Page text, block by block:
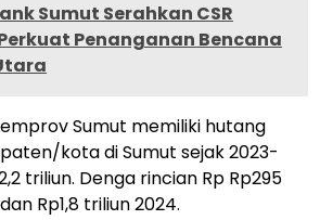
Sumut Serahkan CSR
Penanganan Bencana
Sumut memiliki hutang
kota di Sumut sejak 2023-
triliun. Denga rincian Rp Rp295
Rp1,8 triliun 2024.